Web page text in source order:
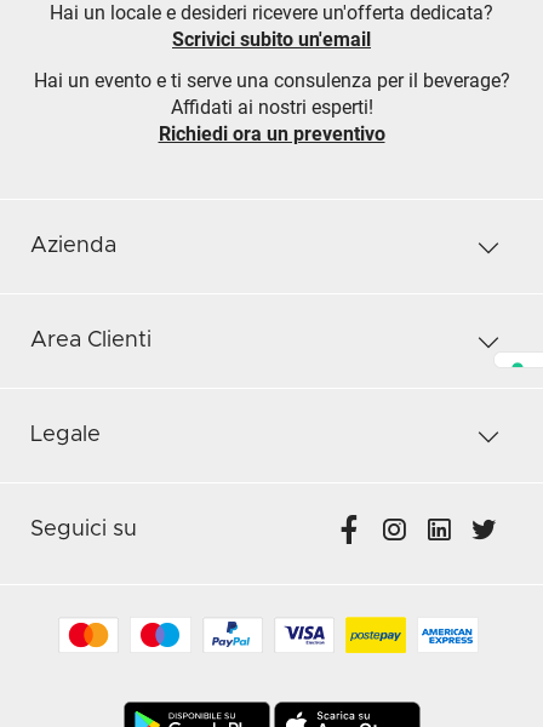
Hai un locale e desideri ricevere un'offerta dedicata?
Scrivici subito un'email
Hai un evento e ti serve una consulenza per il beverage?
Affidati ai nostri esperti!
Richiedi ora un preventivo
Azienda
Area Clienti
Legale
Seguici su